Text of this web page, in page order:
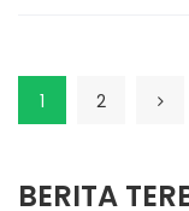
1 2
BERITA